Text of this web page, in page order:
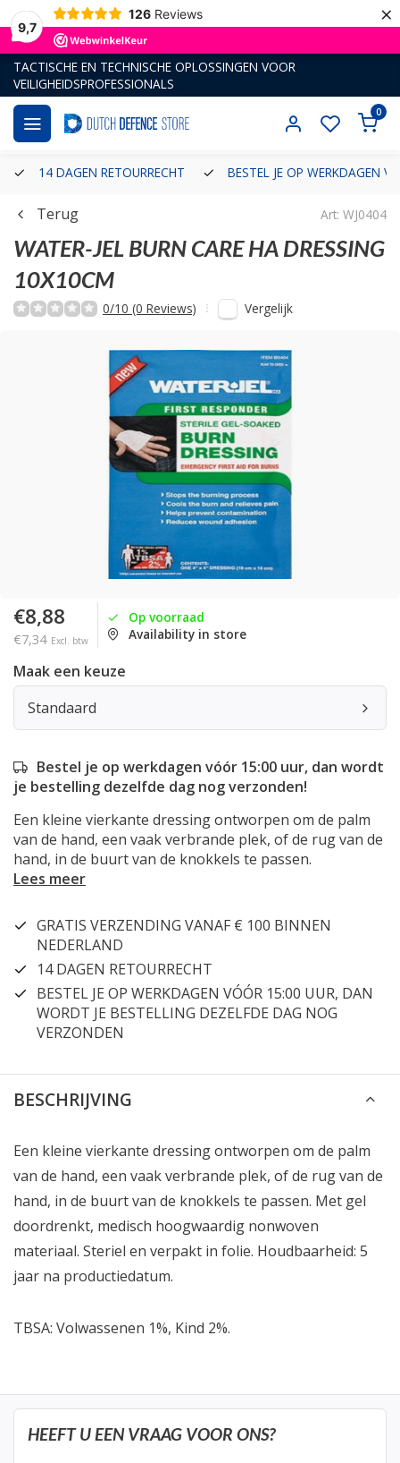
9,7
126 Reviews ×
TACTISCHE EN TECHNISCHE OPLOSSINGEN VOOR
VEILIGHEIDSPROFESSIONALS
0
14 DAGEN RETOURRECHT BESTEL JE OP WERKDAGEN
Terug Art: WJ0404
WATER-JEL BURN CARE HA DRESSING
10X10CM
0/10 (0 Reviews) Vergelijk
€8,88
€7,34 Excl. btw
Op voorraad
Availability in store
Maak een keuze
Standaard
Bestel je op werkdagen vóór 15:00 uur, dan wordt
je bestelling dezelfde dag nog verzonden!
Een kleine vierkante dressing ontworpen om de palm
van de hand, een vaak verbrande plek, of de rug van de
hand, in de buurt van de knokkels te passen.
Lees meer
GRATIS VERZENDING VANAF € 100 BINNEN
NEDERLAND
14 DAGEN RETOURRECHT
BESTEL JE OP WERKDAGEN VÓÓR 15:00 UUR, DAN
WORDT JE BESTELLING DEZELFDE DAG NOG
VERZONDEN
BESCHRIJVING
Een kleine vierkante dressing ontworpen om de palm
van de hand, een vaak verbrande plek, of de rug van de
hand, in de buurt van de knokkels te passen. Met gel
doordrenkt, medisch hoogwaardig nonwoven
materiaal. Steriel en verpakt in folie. Houdbaarheid: 5
jaar na productiedatum.
TBSA: Volwassenen 1%, Kind 2%.
HEEFT U EEN VRAAG VOOR ONS?